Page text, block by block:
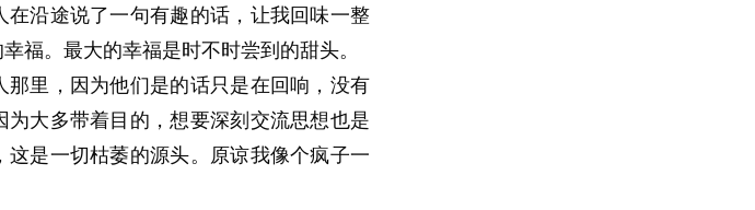
沿途说了一句有趣的话，让我回味一整
福。最大的幸福是时不时尝到的甜头。
里，因为他们是的话只是在回响，没有
大多带着目的，想要深刻交流思想也是
是一切枯萎的源头。原谅我像个疯子一